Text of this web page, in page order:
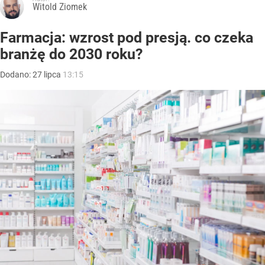
Witold Ziomek
Farmacja: wzrost pod presją. co czeka
branżę do 2030 roku?
Dodano:27 lipca 13:15